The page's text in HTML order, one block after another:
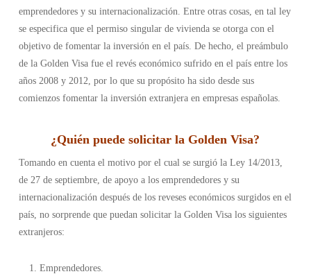
emprendedores y su internacionalización. Entre otras cosas, en tal ley
se especifica que el permiso singular de vivienda se otorga con el
objetivo de fomentar la inversión en el país. De hecho, el preámbulo
de la Golden Visa fue el revés económico sufrido en el país entre los
años 2008 y 2012, por lo que su propósito ha sido desde sus
comienzos fomentar la inversión extranjera en empresas españolas.
¿Quién puede solicitar la Golden Visa?
Tomando en cuenta el motivo por el cual se surgió la Ley 14/2013,
de 27 de septiembre, de apoyo a los emprendedores y su
internacionalización después de los reveses económicos surgidos en el
país, no sorprende que puedan solicitar la Golden Visa los siguientes
extranjeros:
Emprendedores.